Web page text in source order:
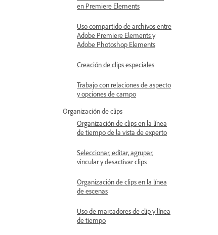
en Premiere Elements
Uso compartido de archivos entre
Adobe Premiere Elements y
Adobe Photoshop Elements
Creación de clips especiales
Trabajo con relaciones de aspecto
y opciones de campo
Organización de clips
Organización de clips en la línea
de tiempo de la vista de experto
Seleccionar, editar, agrupar,
vincular y desactivar clips
Organización de clips en la línea
de escenas
Uso de marcadores de clip y línea
de tiempo